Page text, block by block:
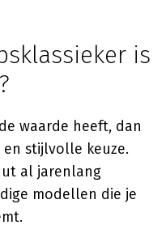
is
waarde heeft, dan
en stijlvolle keuze.
al jarenlang
modellen die je